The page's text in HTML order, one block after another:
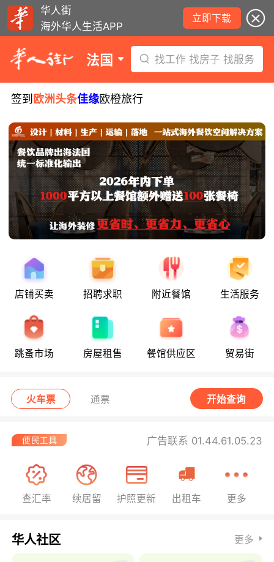
华人街
海外华人生活APP
立即下载
法国 找工作 找房子 找服务
签到 欧洲头条佳缘欧橙旅行
店铺买卖 招聘求职 附近餐馆 生活服务
跳蚤市场 房屋租售 餐馆供应区 贸易街
火车票 通票 开始查询
广告联系 01.44.61.05.23
查汇率 续居留 护照更新 出租车 更多
华人社区 更多